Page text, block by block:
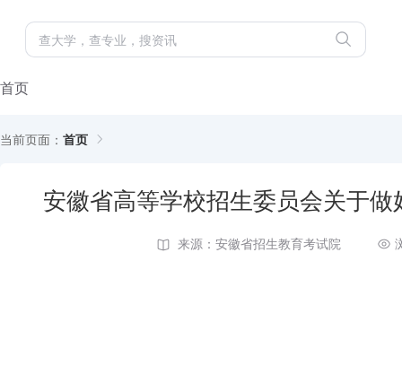
首页
当前页面： 首页
安徽省高等学校招生委员会关于
来源：安徽省招生教育考试院